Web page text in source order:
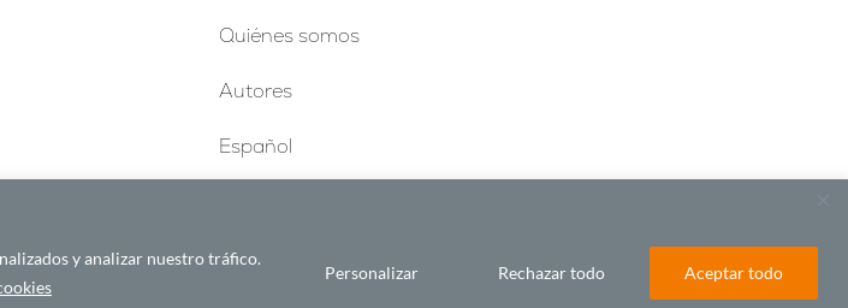
y analizar nuestro tráfico.
Personalizar Rechazar todo Aceptar todo
Quiénes somos
Autores
Español
BY LAWA